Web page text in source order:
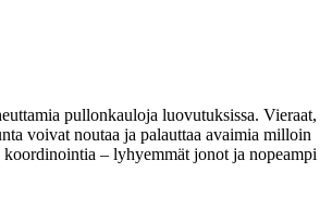
pullonkauloja luovutuksissa. Vieraat,
voivat noutaa ja palauttaa avaimia milloin
koordinointia – lyhyemmät jonot ja nopeampi